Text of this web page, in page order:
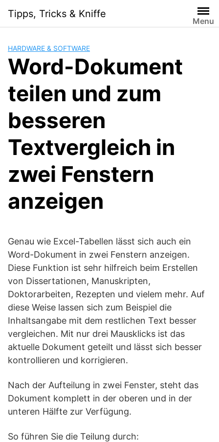
content
Tipps, Tricks & Kniffe
Menu
HARDWARE & SOFTWARE
Word-Dokument
teilen und zum
besseren
Textvergleich in
zwei Fenstern
anzeigen
Genau wie Excel-Tabellen lässt sich auch ein
Word-Dokument in zwei Fenstern anzeigen.
Diese Funktion ist sehr hilfreich beim Erstellen
von Dissertationen, Manuskripten,
Doktorarbeiten, Rezepten und vielem mehr. Auf
diese Weise lassen sich zum Beispiel die
Inhaltsangabe mit dem restlichen Text besser
vergleichen. Mit nur drei Mausklicks ist das
aktuelle Dokument geteilt und lässt sich besser
kontrollieren und korrigieren.
Nach der Aufteilung in zwei Fenster, steht das
Dokument komplett in der oberen und in der
unteren Hälfte zur Verfügung.
So führen Sie die Teilung durch: